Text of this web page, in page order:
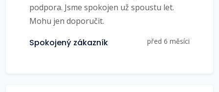
podpora. Jsme spokojen už spoustu let.
Mohu jen doporučit.
Spokojený zákazník před 6 měsíci